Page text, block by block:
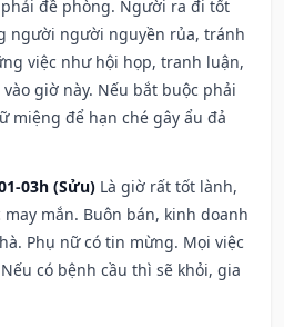
đề phòng. Người ra đi tốt
người người nguyền rủa, tránh
việc như hội họp, tranh luận,
giờ này. Nếu bắt buộc phải
miệng để hạn ché gây ẩu đả
03h (Sửu) Là giờ rất tốt lành,
mắn. Buôn bán, kinh doanh
Phụ nữ có tin mừng. Mọi việc
có bệnh cầu thì sẽ khỏi, gia